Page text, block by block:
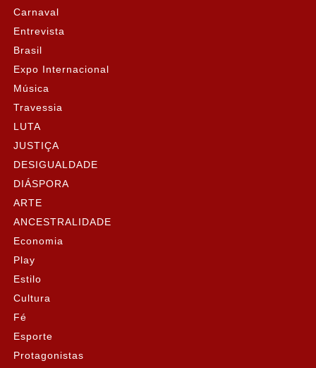
Carnaval
Entrevista
Brasil
Expo Internacional
Música
Travessia
LUTA
JUSTIÇA
DESIGUALDADE
DIÁSPORA
ARTE
ANCESTRALIDADE
Economia
Play
Estilo
Cultura
Fé
Esporte
Protagonistas